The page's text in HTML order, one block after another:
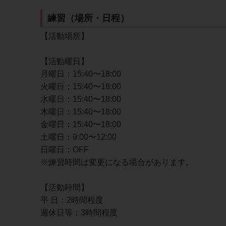
練習（場所・日程）
【活動場所】
【活動曜日】
月曜日：15:40〜18:00
火曜日：15:40〜18:00
水曜日：15:40〜18:00
木曜日：15:40〜18:00
金曜日：15:40〜18:00
土曜日：9:00〜12:00
日曜日：OFF
※練習時間は変更になる場合があります。
【活動時間】
平 日：2時間程度
週休日等：3時間程度